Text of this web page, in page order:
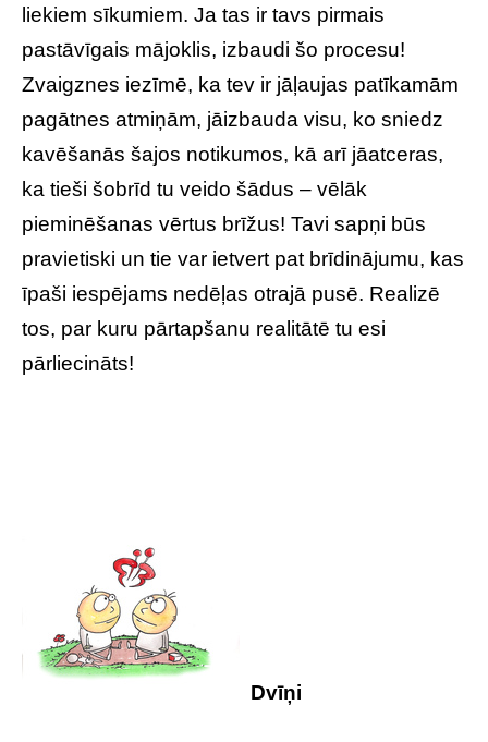
liekiem sīkumiem. Ja tas ir tavs pirmais
pastāvīgais mājoklis, izbaudi šo procesu!
Zvaigznes iezīmē, ka tev ir jāļaujas patīkamām
pagātnes atmiņām, jāizbauda visu, ko sniedz
kavēšanās šajos notikumos, kā arī jāatceras,
ka tieši šobrīd tu veido šādus – vēlāk
pieminēšanas vērtus brīžus! Tavi sapņi būs
pravietiski un tie var ietvert pat brīdinājumu, kas
īpaši iespējams nedēļas otrajā pusē. Realizē
tos, par kuru pārtapšanu realitātē tu esi
pārliecināts!
Dvīņi